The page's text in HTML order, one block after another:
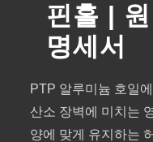
핀홀 |
명세서
PTP 알루미늄 호일
산소 장벽에 미치는
양에 맞게 유지하는